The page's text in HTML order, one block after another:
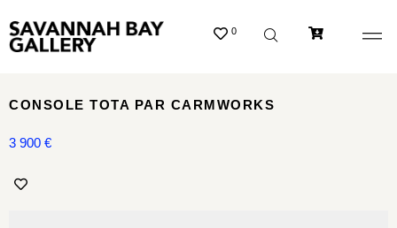
0
CONSOLE TOTA PAR CARMWORKS
3 900 €